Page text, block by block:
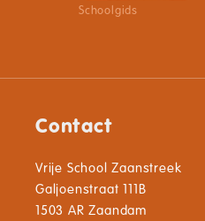
Schoolgids
Contact
Vrije School Zaanstreek
Galjoenstraat 111B
1503 AR Zaandam